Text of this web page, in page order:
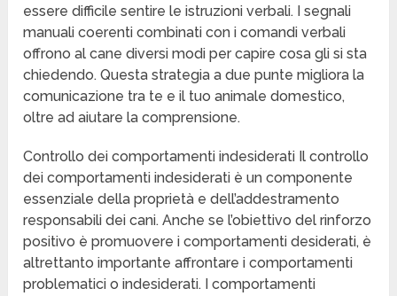
essere difficile sentire le istruzioni verbali. I segnali
manuali coerenti combinati con i comandi verbali
offrono al cane diversi modi per capire cosa gli si sta
chiedendo. Questa strategia a due punte migliora la
comunicazione tra te e il tuo animale domestico,
oltre ad aiutare la comprensione.
Controllo dei comportamenti indesiderati Il controllo
dei comportamenti indesiderati è un componente
essenziale della proprietà e dell’addestramento
responsabili dei cani. Anche se l’obiettivo del rinforzo
positivo è promuovere i comportamenti desiderati, è
altrettanto importante affrontare i comportamenti
problematici o indesiderati. I comportamenti